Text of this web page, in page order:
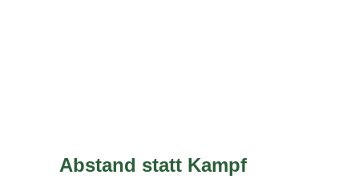
Abstand statt Kampf